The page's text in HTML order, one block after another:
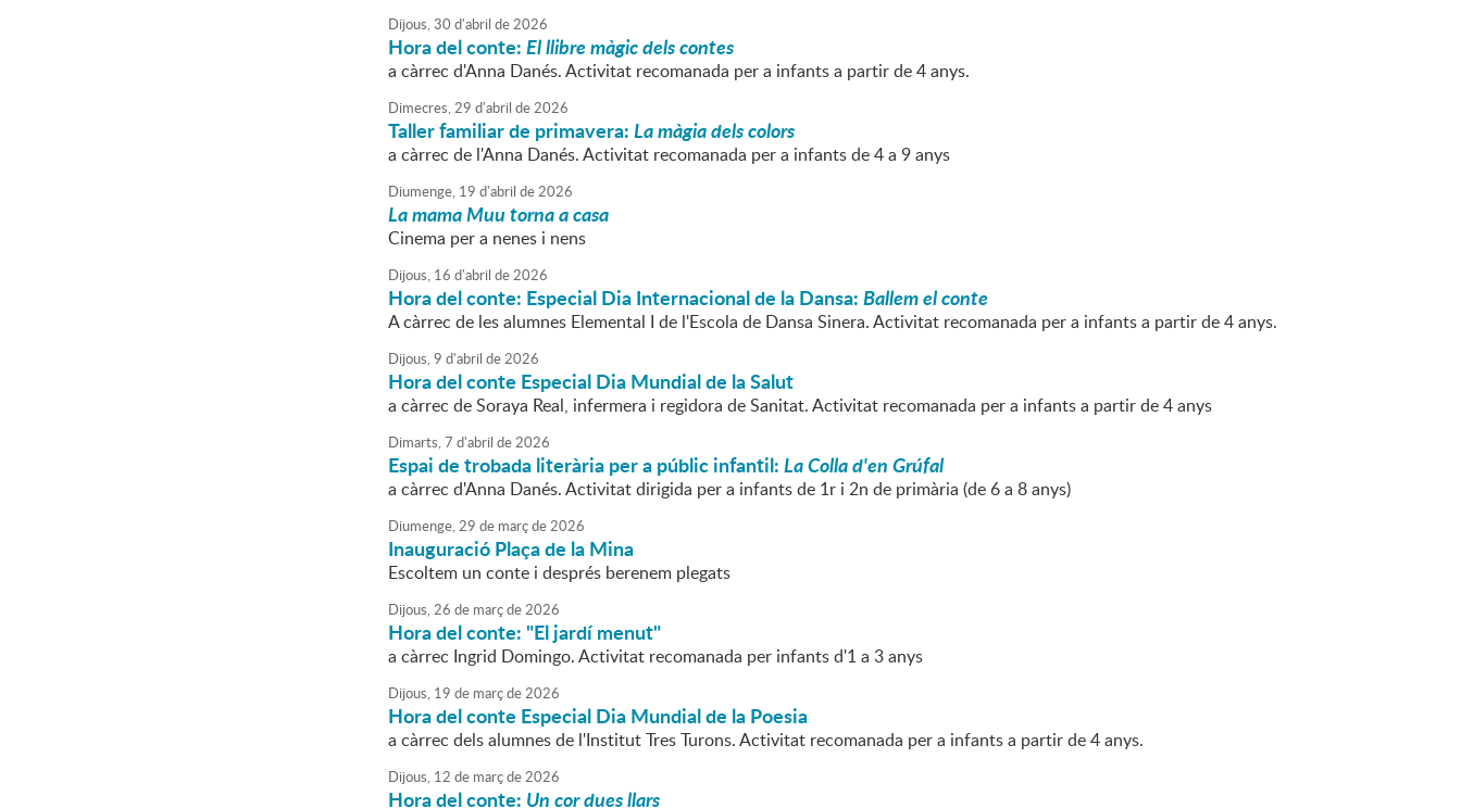
Dijous,30 d'abril de2026
Hora del conte:El llibre màgic dels contes
a càrrec d'Anna Danés. Activitat recomanada per a infants a partir de 4 anys.
Dimecres,29 d'abril de2026
Taller familiar de primavera:La màgia dels colors
a càrrec de l'Anna Danés. Activitat recomanada per a infants de 4 a 9 anys
Diumenge, 19 d'abril de2026
La mama Muu torna a casa
Cinema per a nenes i nens
Dijous, 16 d'abril de2026
Hora del conte: Especial Dia Internacional de la Dansa:Ballem el conte
A càrrec de les alumnes Elemental I de l'Escola de Dansa Sinera. Activitat recomanada per a infants a partir de 4 anys.
Dijous,9 d'abril de2026
Hora del conte Especial Dia Mundial de la Salut
a càrrec de Soraya Real, infermera i regidora de Sanitat. Activitat recomanada per a infants a partir de 4 anys
Dimarts,7 d'abril de2026
Espai de trobada literària per a públic infantil:La Colla d'en Grúfal
a càrrec d'Anna Danés. Activitat dirigida per a infants de 1r i 2n de primària (de 6 a 8 anys)
Diumenge,29 de marçde2026
Inauguració Plaça de la Mina
Escoltem un conte i després berenem plegats
Dijous,26 de marçde2026
Hora del conte: "El jardí menut"
a càrrec Ingrid Domingo. Activitat recomanada per infants d'1 a 3 anys
Dijous, 19 de marçde2026
Hora del conte Especial Dia Mundial de la Poesia
a càrrec dels alumnes de l'Institut Tres Turons. Activitat recomanada per a infants a partir de 4 anys.
Dijous, 12 de marçde2026
Hora del conte: Un cor dues llars